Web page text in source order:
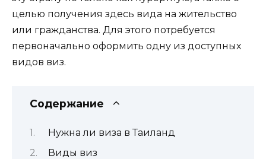
целью получения здесь вида на жительство
или гражданства. Для этого потребуется
первоначально оформить одну из доступных
видов виз.
Содержание
Нужна ли виза в Таиланд
Виды виз